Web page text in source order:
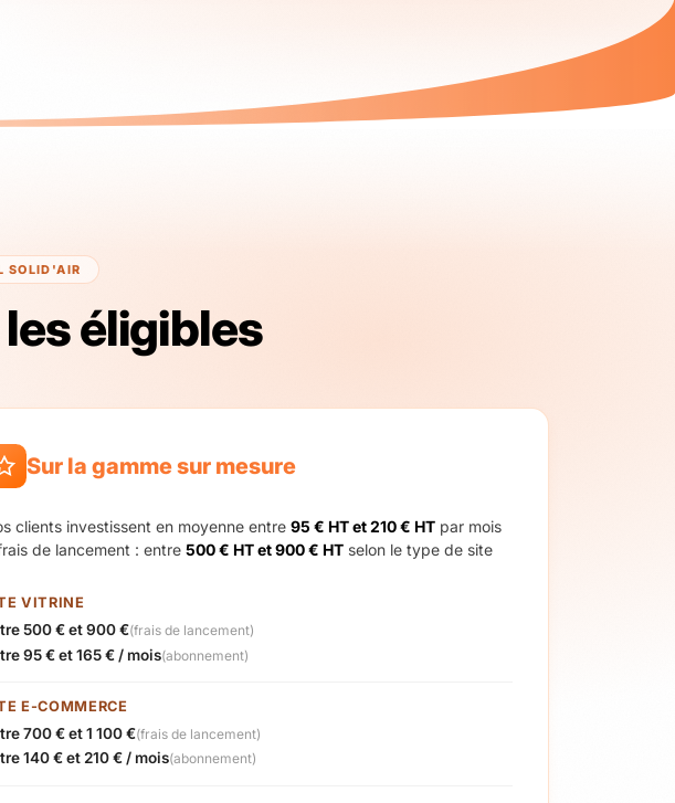
SOLID'AIR
éligibles
Sur la gamme sur mesure
clients investissent en moyenne entre 95 € HT et 210 € HT par mois
de lancement : entre 500 € HT et 900 € HT selon le type de site
VITRINE
500 € et 900 €(frais de lancement)
95 € et 165 € / mois(abonnement)
E-COMMERCE
700 € et 1 100 €(frais de lancement)
140 € et 210 € / mois(abonnement)